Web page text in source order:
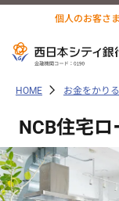
個人のお客さま
HOME お金をかりる
NCB住宅